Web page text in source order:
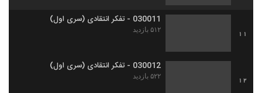
11
030011 - تفکر انتقادی (سری اول)
۵۱۲ بازدید
12
030012 - تفکر انتقادی (سری اول)
۵۲۲ بازدید